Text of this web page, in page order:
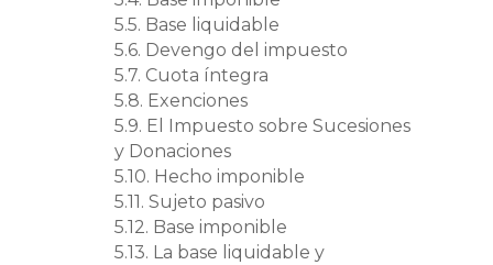
5.5. Base liquidable
5.6. Devengo del impuesto
5.7. Cuota íntegra
5.8. Exenciones
5.9. El Impuesto sobre Sucesiones
y Donaciones
5.10. Hecho imponible
5.11. Sujeto pasivo
5.12. Base imponible
5.13. La base liquidable y